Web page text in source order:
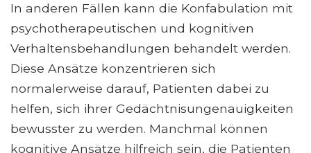
In anderen Fällen kann die Konfabulation mit
psychotherapeutischen und kognitiven
Verhaltensbehandlungen behandelt werden.
Diese Ansätze konzentrieren sich
normalerweise darauf, Patienten dabei zu
helfen, sich ihrer Gedächtnisungenauigkeiten
bewusster zu werden. Manchmal können
kognitive Ansätze hilfreich sein, die Patienten